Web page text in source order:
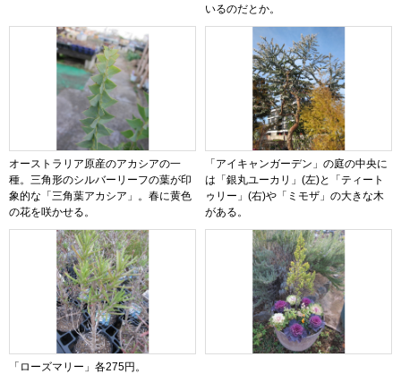
いるのだとか。
オーストラリア原産のアカシアの一
種。三角形のシルバーリーフの葉が印
象的な「三角葉アカシア」。春に黄色
の花を咲かせる。
「アイキャンガーデン」の庭の中央に
は「銀丸ユーカリ」(左)と「ティート
ゥリー」(右)や「ミモザ」の大きな木
がある。
「ローズマリー」各275円。